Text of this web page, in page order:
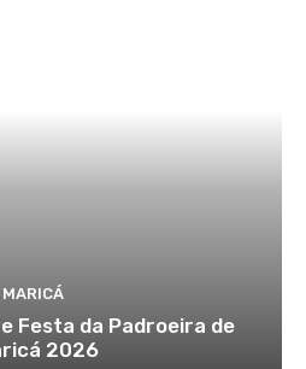
MARICÁ
Festa da Padroeira de
2026